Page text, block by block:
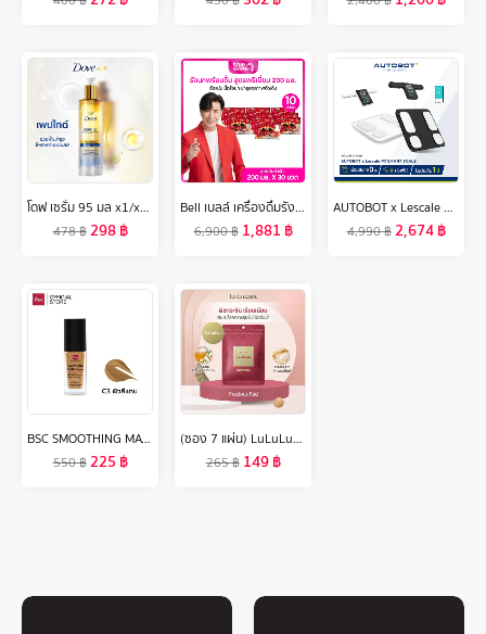
โดฟ เซรั่ม 95 มล x1/x2 Dove Serum 95 ml x1/x2
478฿298฿
Bell เบลล์ เครื่องดื่มรังนกแท้จากธรรมชาติ สูตรต้นตำรับ 200มล. เซต 10 กล่อง (3ขวด/กล่อง) 30 ขวด
6,900฿ 1,881 ฿
AUTOBOT x Lescale P3 เครื่องน้ำหนัก อัจฉริยะ Smart Scale เซนเซอร์ 8 อิเล็กโทรด ตรวจเช็ค Professional มากถึง 20 พารามิเตอร์ [ PRE ]
4,990฿2,674฿
BSC SMOOTHING MATCH FOUNDATION SPF 50 PA++++ 30 ml. รองพื้นเนื้อซาตินบางเบา มอบการปกปิดอย่างเป็นธรรมชาติ ให้ผิวหน้าแลดูเปล่งปลั่ง มีออร่า ใบหน้าแลดูมีมิติ
550฿225 ฿
(ซอง 7 แผ่น) LuLuLun Precious Moist Face mask ลูลูลูน แผ่นมาสก์หน้า สูตรผิวกระชับ อ่อนเยาว์ พรีเชียส มอยซ์
265฿ 149฿